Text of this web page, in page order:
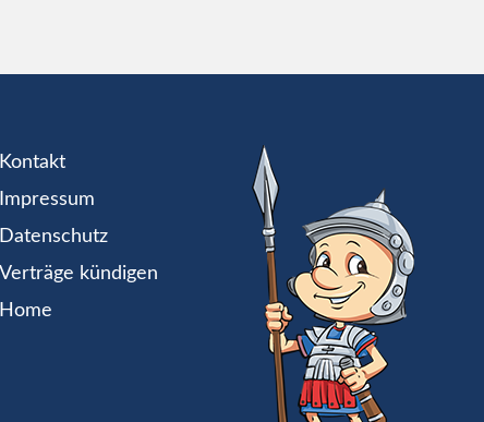
Kontakt
Impressum
Datenschutz
Verträge kündigen
Home